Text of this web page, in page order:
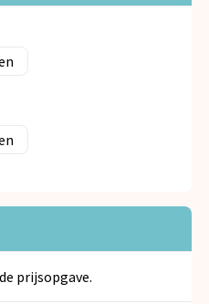
prijsopgave.